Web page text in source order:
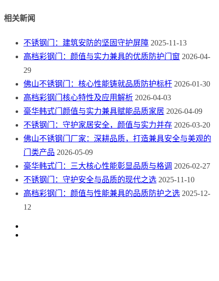
相关新闻
不锈钢门：建筑安防的坚固守护屏障 2025-11-13
高档彩钢门：颜值与实力兼具的优质防护门窗 2026-04-
29
佛山不锈钢门：核心性能铸就品质防护标杆 2026-01-30
高档彩钢门核心特性及应用解析 2026-04-03
豪华韩式门颜值与实力兼具赋能品质家居 2026-04-09
不锈钢门：守护家居安全，颜值与实力并存 2026-03-20
佛山不锈钢门厂家：深耕品质，打造兼具安全与美观的
门类产品 2026-05-09
豪华韩式门：三大核心性能彰显品质与格调 2026-02-27
不锈钢门：守护安全与品质的现代之选 2025-11-10
高档彩钢门：颜值与性能兼具的品质防护之选 2025-12-
12